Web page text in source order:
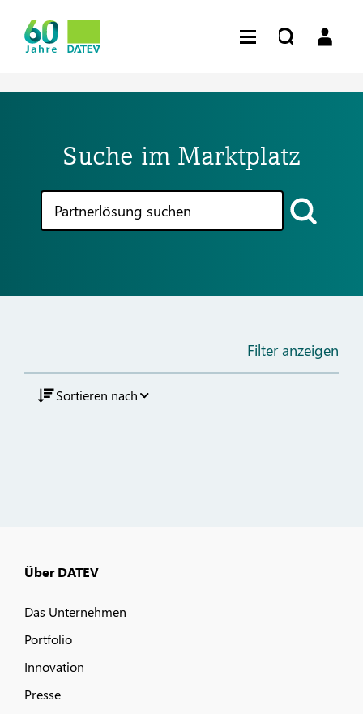
Suche im Marktplatz
Filter anzeigen
Sortieren nach
Über DATEV
Das Unternehmen
Portfolio
Innovation
Presse